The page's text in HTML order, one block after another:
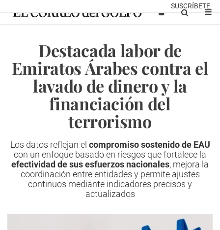
SUSCRÍBETE
Destacada labor de
Emiratos Árabes contra el
lavado de dinero y la
financiación del
terrorismo
Los datos reflejan el compromiso sostenido de EAU
con un enfoque basado en riesgos que fortalece la
efectividad de sus esfuerzos nacionales, mejora la
coordinación entre entidades y permite ajustes
continuos mediante indicadores precisos y
actualizados